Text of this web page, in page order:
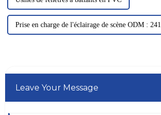
Prise en charge de l'éclairage de scène ODM : 241
Leave Your Message